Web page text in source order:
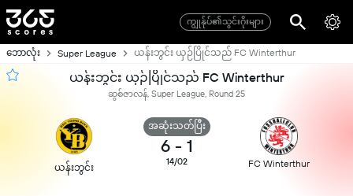
ကျွုန်ုပ်၏သွင်းဂိုးများ
ဘောလုံး Super League ယန်းဘွင်း ယှဉ်ပြိုင်သည် FC Winterthur
ယန်းဘွင်း ယှဉ်ပြိုင်သည် FC Winterthur
ဆွစ်ဇာလန်, Super League, Round 25
ယန်းဘွင်း
အဆုံးသတ်ပြီး
6 - 1
14/02 FC Winterthur